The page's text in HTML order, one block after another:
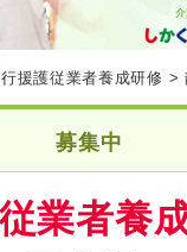
援護従業者養成研修 >
募集中
業者養